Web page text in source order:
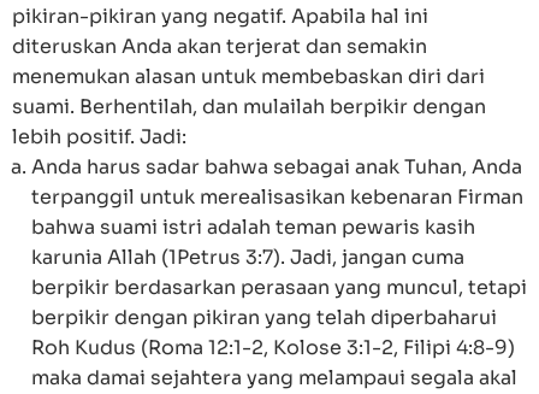
pikiran-pikiran yang negatif. Apabila hal ini
diteruskan Anda akan terjerat dan semakin
menemukan alasan untuk membebaskan diri dari
suami. Berhentilah, dan mulailah berpikir dengan
lebih positif. Jadi:
Anda harus sadar bahwa sebagai anak Tuhan, Anda
terpanggil untuk merealisasikan kebenaran Firman
bahwa suami istri adalah teman pewaris kasih
karunia Allah (1Petrus 3:7). Jadi, jangan cuma
berpikir berdasarkan perasaan yang muncul, tetapi
berpikir dengan pikiran yang telah diperbaharui
Roh Kudus (Roma 12:1-2, Kolose 3:1-2, Filipi 4:8-9)
maka damai sejahtera yang melampaui segala akal